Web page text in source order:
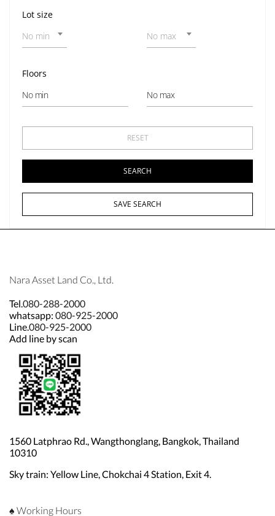
Lot size
No min
No max
Floors
SAVE SEARCH
Nara Asset Land Co., Ltd.
Tel. 080-288-2000
whatsapp: 080-925-2000
Line.080-925-2000
Add line by scan
1560 Latphrao Rd., Wangthonglang, Bangkok, Thailand
10310
Sky train: Yellow Line, Chokchai 4 Station, Exit 4.
♠ Working Hours